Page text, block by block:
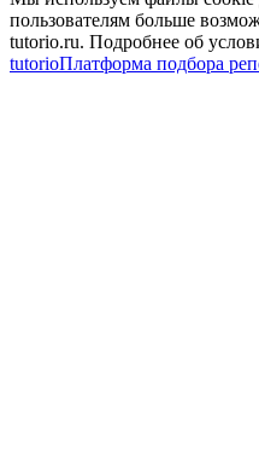
пользователям больше
tutorio.ru. Подробнее об
tutorioПлатформа подбора